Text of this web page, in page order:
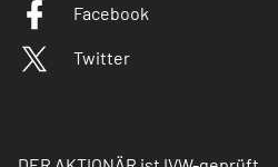
Facebook
Twitter